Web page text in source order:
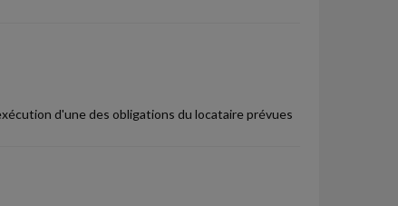
d'une des obligations du locataire prévues